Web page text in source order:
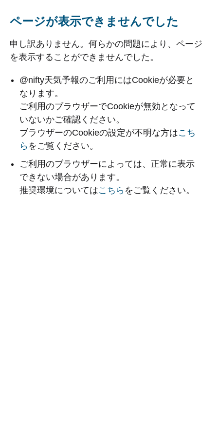
ページが表示できませんでした
申し訳ありません。何らかの問題により、ページ
を表示することができませんでした。
@nifty天気予報のご利用にはCookieが必要と
なります。
ご利用のブラウザーでCookieが無効となって
いないかご確認ください。
ブラウザーのCookieの設定が不明な方はこち
ら をご覧ください。
ご利用のブラウザーによっては、正常に表示
できない場合があります。
推奨環境についてはこちら をご覧ください。